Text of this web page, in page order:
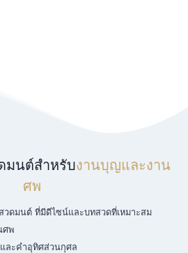
มนต์สำหรับงานบุญและงาน
ศพ
วดมนต์ ที่มีดีไซน์และบทสวดที่เหมาะสม
ศพ
ละคำอุทิศส่วนกุศล